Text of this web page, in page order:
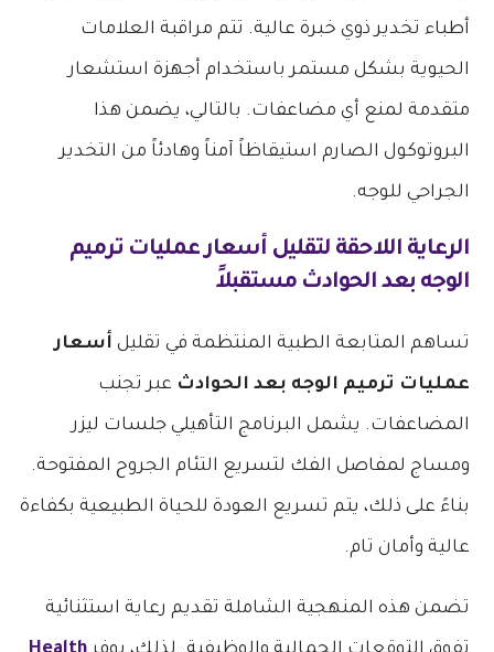
أطباء تخدير ذوي خبرة عالية. تتم مراقبة العلامات
الحيوية بشكل مستمر باستخدام أجهزة استشعار
متقدمة لمنع أي مضاعفات. بالتالي، يضمن هذا
البروتوكول الصارم استيقاظاً آمناً وهادئاً من التخدير
الجراحي للوجه.
الرعاية اللاحقة لتقليل أسعار عمليات ترميم
الوجه بعد الحوادث مستقبلاً
تساهم المتابعة الطبية المنتظمة في تقليل أسعار
عمليات ترميم الوجه بعد الحوادث عبر تجنب
المضاعفات. يشمل البرنامج التأهيلي جلسات ليزر
ومساج لمفاصل الفك لتسريع التئام الجروح المفتوحة.
بناءً على ذلك، يتم تسريع العودة للحياة الطبيعية بكفاءة
عالية وأمان تام.
تضمن هذه المنهجية الشاملة تقديم رعاية استثنائية